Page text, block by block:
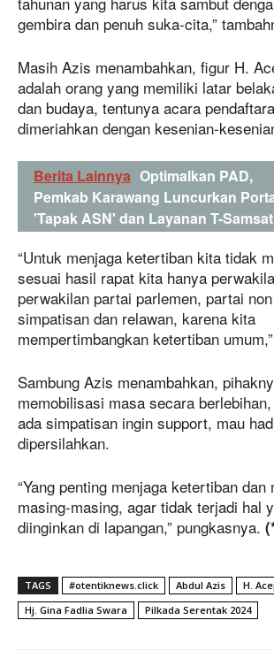
gembira dan penuh suka-cita,”
Masih Azis menambahkan, figur H.
adalah orang yang memiliki latar
dan budaya, tentunya acara
dimeriahkan dengan kesenian-
Berita Lainnya Optimalkan PAD,
Pemkab Karawang Luncurkan
'Tapak ASN' dan Layanan T-Samsat
“Untuk menjaga ketertiban kita tidak
sesuai hasil rapat kita hanya
perwakilan partai parlemen, partai
simpatisan dan relawan, karena kita
mempertimbangkan ketertiban
Sambung Azis menambahkan,
memobilisasi masa secara
ada simpatisan ingin support, mau
dipersilahkan.
“Yang penting menjaga ketertiban dan
masing-masing, agar tidak terjadi hal
diinginkan di lapangan,” pungkasnya.
TAGS #otentiknews.click Abdul Azis
H.
Hj. Gina Fadlia Swara
Pilkada Serentak 2024